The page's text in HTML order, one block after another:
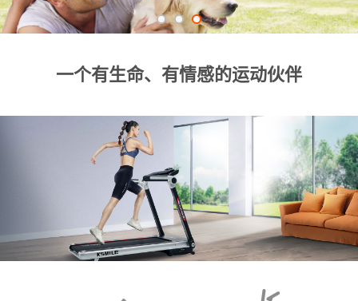
一个有生命、有情感的运动伙伴